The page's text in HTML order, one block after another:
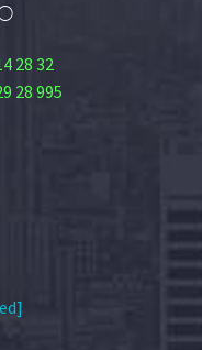
28 32
28 995